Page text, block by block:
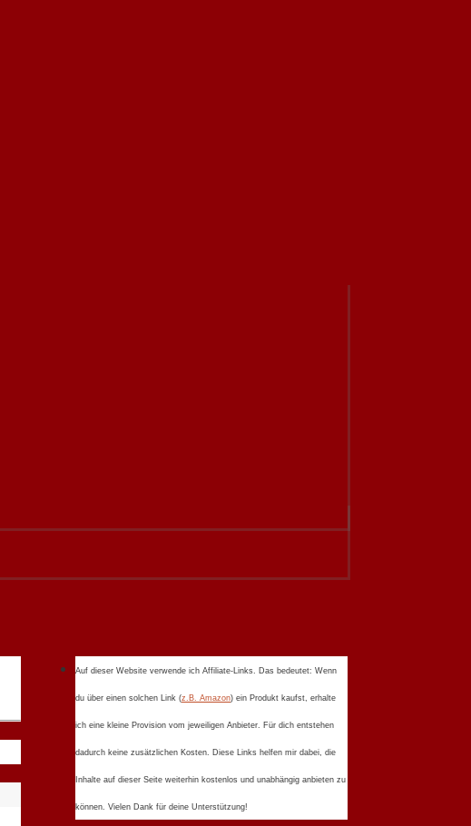
Auf dieser Website verwende ich Affiliate-Links. Das bedeutet: Wenn
du über einen solchen Link (z.B. Amazon) ein Produkt kaufst, erhalte
ich eine kleine Provision vom jeweiligen Anbieter. Für dich entstehen
dadurch keine zusätzlichen Kosten. Diese Links helfen mir dabei, die
Inhalte auf dieser Seite weiterhin kostenlos und unabhängig anbieten zu
können. Vielen Dank für deine Unterstützung!